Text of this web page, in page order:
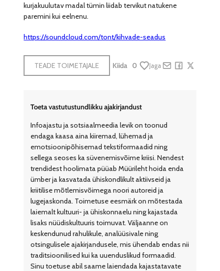
kurjakuulutav madal tümin liidab tervikut natukene
paremini kui eelnenu.
https://soundcloud.com/tont/kihvade-seadus
TEADE TOIMETAJALE Kiida 0 Jaga
Toeta vastutustundlikku ajakirjandust
Infoajastu ja sotsiaalmeedia levik on toonud
endaga kaasa aina kiiremad, lühemad ja
emotsioonipõhisemad tekstiformaadid ning
sellega seoses ka süvenemisvõime kriisi. Nendest
trendidest hoolimata püüab Müürileht hoida enda
ümber ja kasvatada ühiskondlikult aktiivseid ja
kriitilise mõtlemisvõimega noori autoreid ja
lugejaskonda. Toimetuse eesmärk on mõtestada
laiemalt kultuuri- ja ühiskonnaelu ning kajastada
lisaks nüüdiskultuuris toimuvat. Väljaanne on
keskendunud rahulikule, analüüsivale ning
otsingulisele ajakirjandusele, mis ühendab endas nii
traditsioonilised kui ka uuenduslikud formaadid.
Sinu toetuse abil saame laiendada kajastatavate